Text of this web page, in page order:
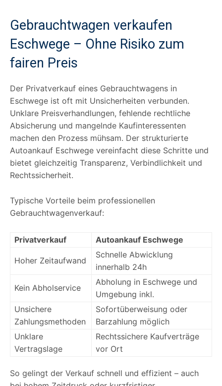
Gebrauchtwagen verkaufen
Eschwege – Ohne Risiko zum
fairen Preis
Der Privatverkauf eines Gebrauchtwagens in
Eschwege ist oft mit Unsicherheiten verbunden.
Unklare Preisverhandlungen, fehlende rechtliche
Absicherung und mangelnde Kaufinteressenten
machen den Prozess mühsam. Der strukturierte
Autoankauf Eschwege vereinfacht diese Schritte und
bietet gleichzeitig Transparenz, Verbindlichkeit und
Rechtssicherheit.
Typische Vorteile beim professionellen
Gebrauchtwagenverkauf:
Privatverkauf Autoankauf Eschwege
Hoher Zeitaufwand
Schnelle Abwicklung
innerhalb 24h
Kein Abholservice
Abholung in Eschwege und
Umgebung inkl.
Unsichere
Zahlungsmethoden
Sofortüberweisung oder
Barzahlung möglich
Unklare
Vertragslage
Rechtssichere Kaufverträge
vor Ort
So gelingt der Verkauf schnell und effizient – auch